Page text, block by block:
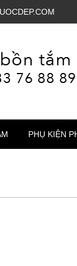
PHỤ KIỆN